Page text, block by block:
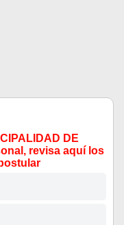
DE
revisa aquí los